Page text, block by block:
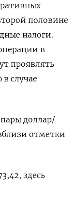
половине
налоги.
в
проявлять
случае
доллар/
отметки
здесь